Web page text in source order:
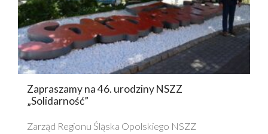
Zapraszamy na 46. urodziny NSZZ
„Solidarność”
Zarząd Regionu Śląska Opolskiego NSZZ